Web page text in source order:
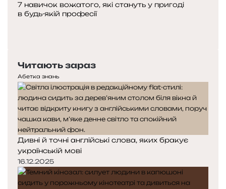
е
а
с
п
о
с
о
б
и
7 навичок вожатого, які стануть у пригоді
в будь-якій професії
р
е
д
н
я
с
т
о
р
і
н
к
т
у
п
н
а
с
т
о
р
і
н
к
Читають зараз
Абетка знань
Дивні й точні англійські слова, яких бракує
українській мові
16.12.2025